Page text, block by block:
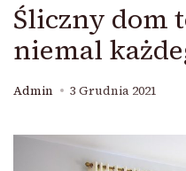
Śliczny dom
niemal
Admin 3 Grudnia 2021